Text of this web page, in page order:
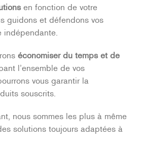
en fonction de votre
guidons et défendons vos
indépendante.
économiser du temps et de
l’ensemble de vos
vous garantir la
souscrits.
nous sommes les plus à même
solutions toujours adaptées à